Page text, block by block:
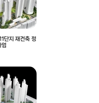
단지 재건축 정
업